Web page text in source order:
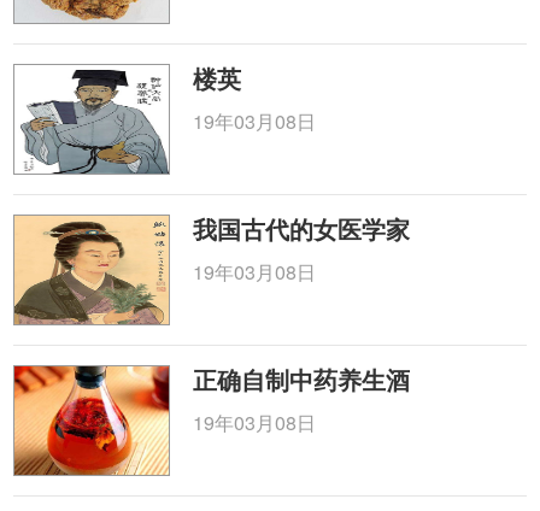
楼英
19年03月08日
我国古代的女医学家
19年03月08日
正确自制中药养生酒
19年03月08日